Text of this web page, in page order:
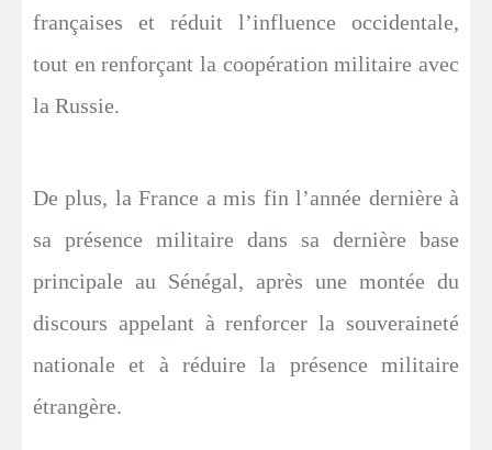
françaises et réduit l’influence occidentale,
tout en renforçant la coopération militaire avec
la Russie.
De plus, la France a mis fin l’année dernière à
sa présence militaire dans sa dernière base
principale au Sénégal, après une montée du
discours appelant à renforcer la souveraineté
nationale et à réduire la présence militaire
étrangère.